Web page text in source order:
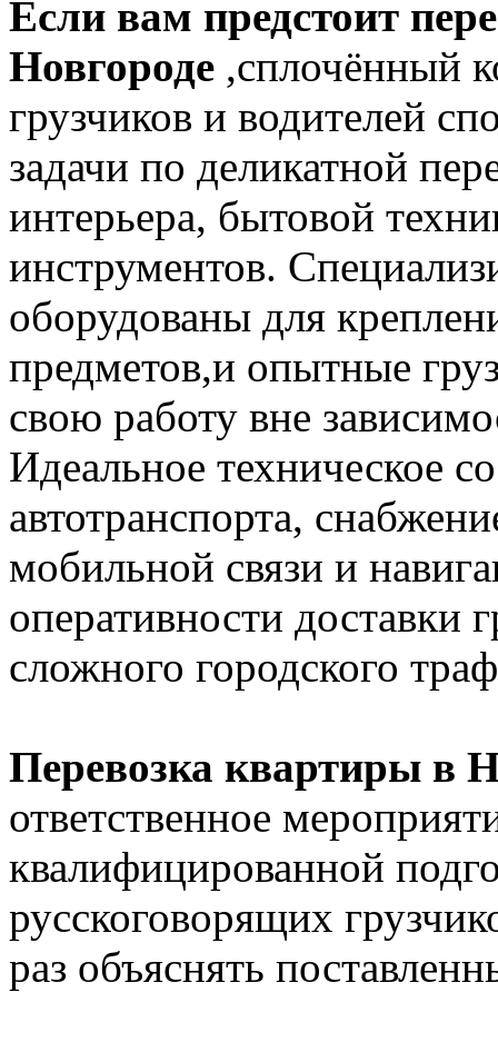
Если вам предстоит
Новгороде ,сплочённый
грузчиков и водителей
задачи по деликатной
интерьера, бытовой
инструментов.
оборудованы для
предметов,и опытные
свою работу вне
Идеальное техническое
автотранспорта,
мобильной связи и
оперативности доставки
сложного городского
Перевозка квартиры в
ответственное
квалифицированной
русскоговорящих
раз объяснять